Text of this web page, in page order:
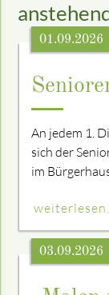
01.09.2026
An jedem 1.
sich der
im
03.09.2026